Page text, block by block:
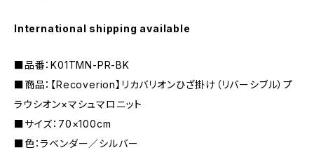
International shipping available
■品番：K01TMN-PR-BK
■商品：【Recoverion】リカバリオンひざ掛け（リバーシブル）プ
ラウシオン×マシュマロニット
■サイズ：70×100cm
■色：ラベンダー／シルバー